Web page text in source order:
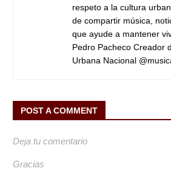
respeto a la cultura
de compartir música,
que ayude a mantener
Pedro Pacheco Creador
Urbana Nacional
POST A COMMENT
Deja tu comentario
Gracias